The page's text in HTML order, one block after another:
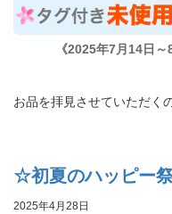
《2025年7月14日
お品を拝見させていただく
☆初夏のハッピー
2025年4月28日